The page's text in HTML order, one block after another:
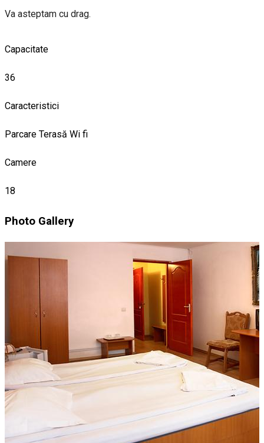
Va asteptam cu drag.
Capacitate
36
Caracteristici
Parcare Terasă Wi fi
Camere
18
Photo Gallery